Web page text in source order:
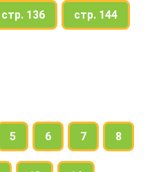
стр. 136 стр. 144
5 6 7 8